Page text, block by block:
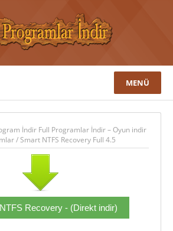
MENÜ
İndir Full Programlar İndir – Oyun indir
/Smart NTFS Recovery Full 4.5
Recovery - (Direkt indir)